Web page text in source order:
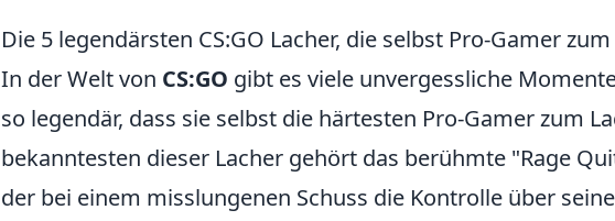
Die 5 legendärsten CS:GO Lacher, die selbst Pro-Gamer
In der Welt von CS:GO gibt es viele unvergessliche
so legendär, dass sie selbst die härtesten Pro-Gamer zum
bekanntesten dieser Lacher gehört das berühmte "Rage
der bei einem misslungenen Schuss die Kontrolle über